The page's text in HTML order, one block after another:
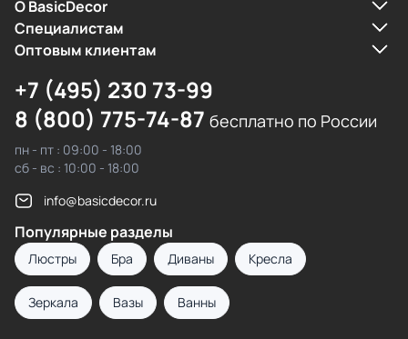
О BasicDecor
Cпециалистам
Оптовым клиентам
+7 (495) 230 73-99
8 (800) 775-74-87 бесплатно по России
пн - пт : 09:00 - 18:00
сб - вс : 10:00 - 18:00
info@basicdecor.ru
Популярные разделы
Люстры Бра Диваны Кресла
Зеркала Вазы Ванны